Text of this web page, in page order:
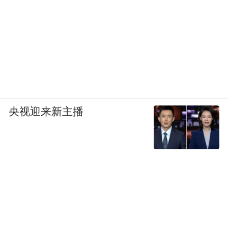
央视迎来新主播